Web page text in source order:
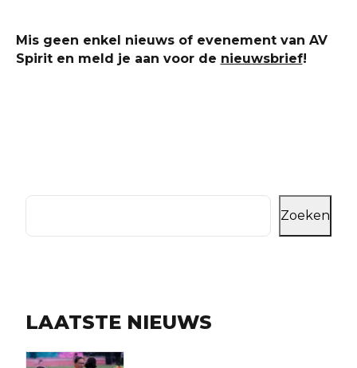
Mis geen enkel nieuws of evenement van AV
Spirit en meld je aan voor de nieuwsbrief!
Zoeken
LAATSTE NIEUWS